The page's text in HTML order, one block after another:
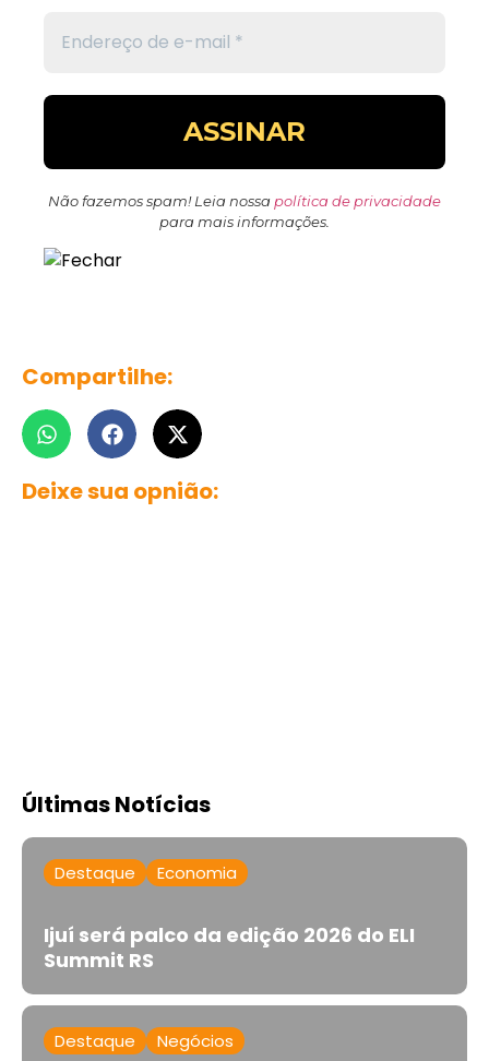
Não fazemos spam! Leia nossa política de privacidade
para mais informações.
Compartilhe:
Deixe sua opnião:
Últimas Notícias
Destaque Economia
Ijuí será palco da edição 2026 do ELI
Summit RS
Destaque Negócios